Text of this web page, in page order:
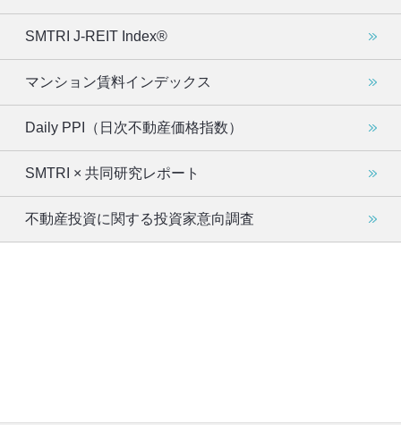
SMTRI J-REIT Index®
マンション賃料インデックス
Daily PPI（日次不動産価格指数）
SMTRI × 共同研究レポート
不動産投資に関する投資家意向調査